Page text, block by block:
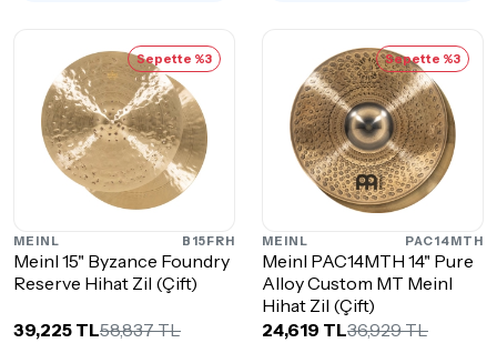
Sepette %3
MEINL B15FRH
Meinl 15" Byzance Foundry
Reserve Hihat Zil (Çift)
39,225 TL58,837 TL
Sepette %3
MEINL PAC14MTH
Meinl PAC14MTH 14" Pure
Alloy Custom MT Meinl
Hihat Zil (Çift)
24,619 TL36,929 TL